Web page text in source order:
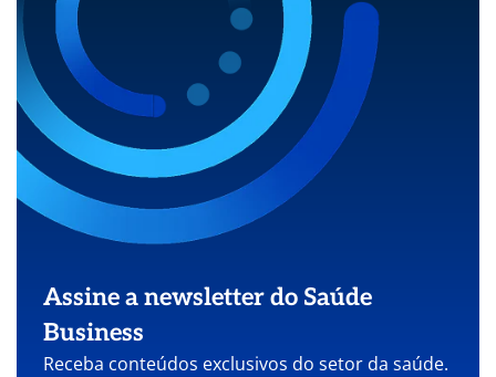
Assine a newsletter do Saúde
Business
Receba conteúdos exclusivos do setor da saúde.